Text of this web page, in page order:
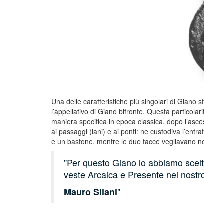
Una delle caratteristiche più singolari di Giano
l’appellativo di Giano bifronte. Questa
maniera specifica in epoca classica, dopo
ai passaggi (iani) e ai ponti: ne custodiva
e un bastone, mentre le due facce vegliavano
Per questo Giano lo abbiamo
veste Arcaica e Presente nel
Mauro Silani